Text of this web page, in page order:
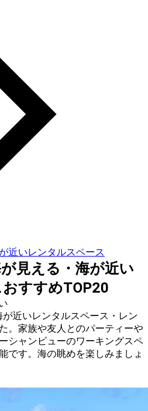
近いレンタルスペース
見える・海が近い
すすめTOP20
近いレンタルスペース・レン
。家族や友人とのパーティーや
シャンビューのワーキングスペ
です。海の眺めを楽しみましょ